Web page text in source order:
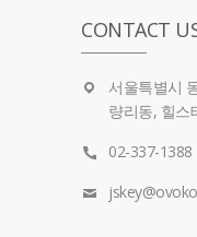
CONTACT
서울특별시
량리동, 힐스
02-337-1388